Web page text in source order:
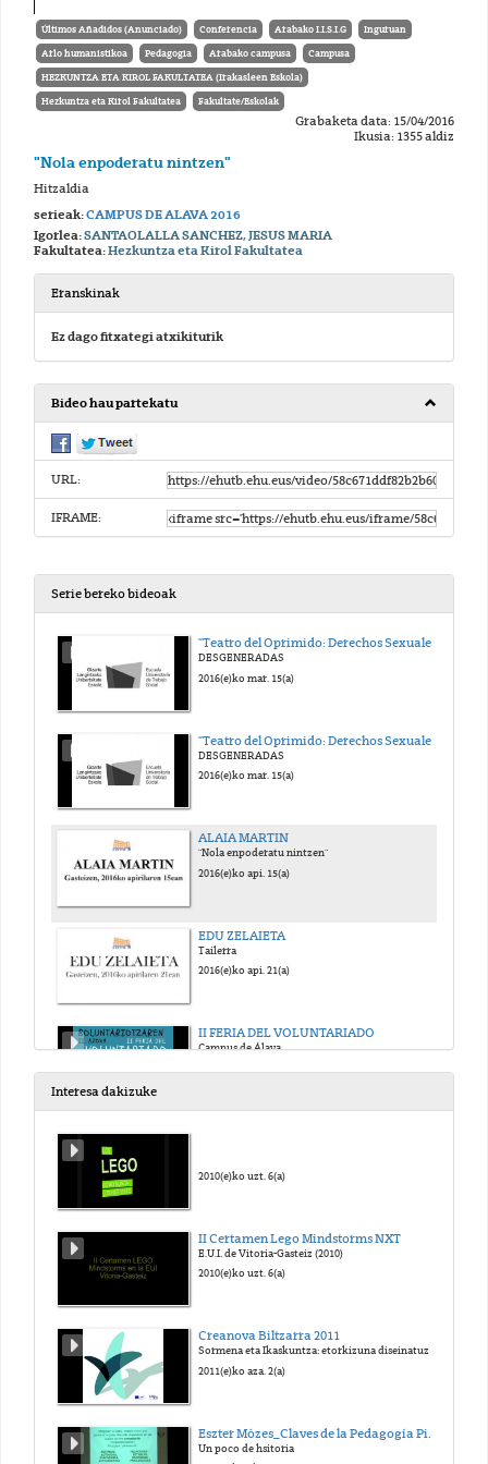
Últimos Añadidos (Anunciado) Conferencia Arabako I.I.S.I.G Inguruan
Arlo humanistikoa Pedagogia Arabako campusa Campusa
HEZKUNTZA ETA KIROL FAKULTATEA (Irakasleen Eskola)
Hezkuntza eta Kirol Fakultatea Fakultate/Eskolak
Grabaketa data: 15/04/2016
Ikusia: 1355 aldiz
"Nola enpoderatu nintzen"
Hitzaldia
serieak:CAMPUS DE ALAVA 2016
Igorlea:SANTAOLALLA SANCHEZ, JESUS MARIA
Fakultatea:Hezkuntza eta Kirol Fakultatea
Eranskinak
Ez dago fitxategi atxikiturik
Bideo hau partekatu
URL:
IFRAME:
Serie bereko bideoak
DESGENERADAS
2016(e)ko mar. 15(a)
DESGENERADAS
2016(e)ko mar. 15(a)
ALAIA MARTIN
"Nola enpoderatu nintzen"
2016(e)ko api. 15(a)
EDU ZELAIETA
Tailerra
2016(e)ko api. 21(a)
II FERIA DEL VOLUNTARIADO
Campus de Álava
Foro del Empleo
2016(e)ko aza. 17(a)
Interesa dakizuke
2010(e)ko uzt. 6(a)
II Certamen Lego Mindstorms NXT
E.U.I. de Vitoria-Gasteiz (2010)
2010(e)ko uzt. 6(a)
Creanova Biltzarra 2011
Sormena eta Ikaskuntza: etorkizuna diseinatuz
2011(e)ko aza. 2(a)
Un poco de hsitoria